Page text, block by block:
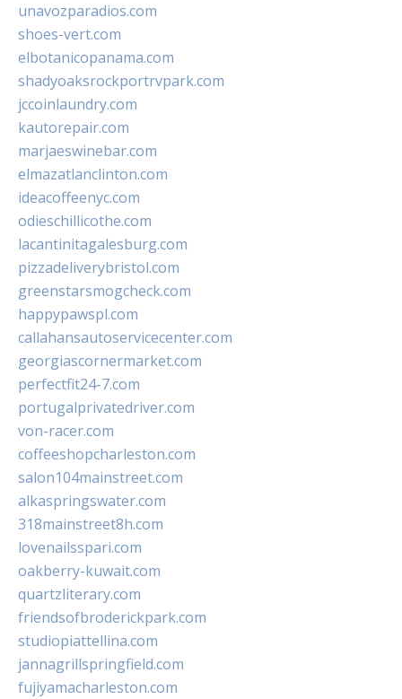
unavozparadios.com
shoes-vert.com
elbotanicopanama.com
shadyoaksrockportrvpark.com
jccoinlaundry.com
kautorepair.com
marjaeswinebar.com
elmazatlanclinton.com
ideacoffeenyc.com
odieschillicothe.com
lacantinitagalesburg.com
pizzadeliverybristol.com
greenstarsmogcheck.com
happypawspl.com
callahansautoservicecenter.com
georgiascornermarket.com
perfectfit24-7.com
portugalprivatedriver.com
von-racer.com
coffeeshopcharleston.com
salon104mainstreet.com
alkaspringswater.com
318mainstreet8h.com
lovenailsspari.com
oakberry-kuwait.com
quartzliterary.com
friendsofbroderickpark.com
studiopiattellina.com
jannagrillspringfield.com
fujiyamacharleston.com